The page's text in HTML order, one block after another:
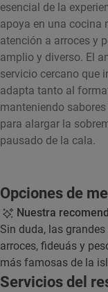
esencial de la
apoya en una cocina
atención a arroces y
amplio y diverso. El
servicio cercano que
adapta tanto al
manteniendo
para alargar la
pausado de la cala.
Opciones de
Nuestra
Sin duda, las
arroces, fideuás y
más famosas de la
Servicios del